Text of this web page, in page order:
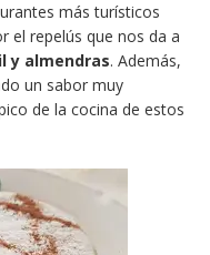
más turísticos
el repelús que nos da a
y almendras. Además,
un sabor muy
de la cocina de estos